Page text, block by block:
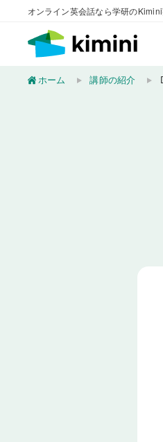
オンライン英会話なら学研の
ホーム 講師の紹介